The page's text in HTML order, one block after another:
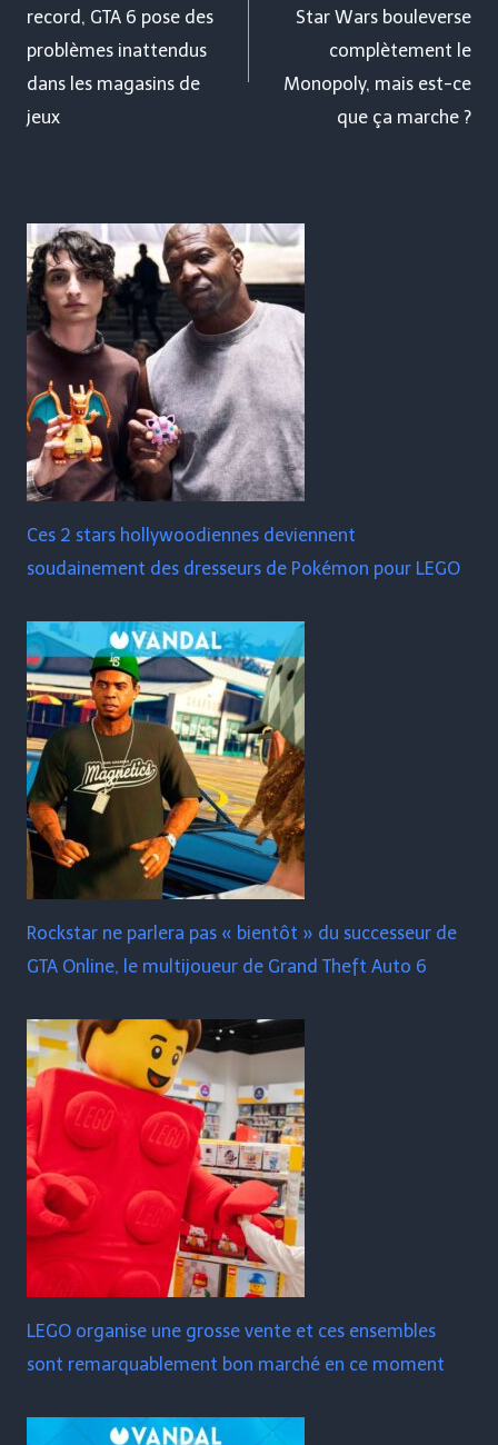
l’article
record, GTA 6 pose des
problèmes inattendus
dans les magasins de
jeux
Star Wars bouleverse
complètement le
Monopoly, mais est-ce
que ça marche ?
Ces 2 stars hollywoodiennes deviennent
soudainement des dresseurs de Pokémon pour LEGO
Rockstar ne parlera pas « bientôt » du successeur de
GTA Online, le multijoueur de Grand Theft Auto 6
LEGO organise une grosse vente et ces ensembles
sont remarquablement bon marché en ce moment